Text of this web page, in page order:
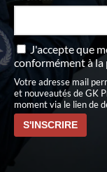
J'accepte que
conformément àla
Votre adresse mail
et nouveautés de GK
moment via le lien de